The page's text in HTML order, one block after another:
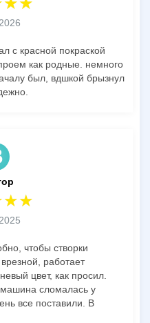
с красной покраской
как родные. немного
был, вдшкой брызнул
чтобы створки
работает
цвет, как просил.
сломалась у
все поставили. В